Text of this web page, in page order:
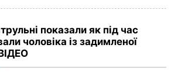
показали як під час
чоловіка із задимленої